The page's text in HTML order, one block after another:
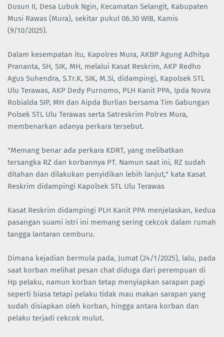
Dusun II, Desa Lubuk Ngin, Kecamatan Selangit, Kabupaten
Musi Rawas (Mura), sekitar pukul 06.30 WIB, Kamis
(9/10/2025).
Dalam kesempatan itu, Kapolres Mura, AKBP Agung Adhitya
Prananta, SH, SIK, MH, melalui Kasat Reskrim, AKP Redho
Agus Suhendra, S.Tr.K, SIK, M.Si, didampingi, Kapolsek STL
Ulu Terawas, AKP Dedy Purnomo, PLH Kanit PPA, Ipda Novra
Robialda SIP, MH dan Aipda Burlian bersama Tim Gabungan
Polsek STL Ulu Terawas serta Satreskrim Polres Mura,
membenarkan adanya perkara tersebut.
"Memang benar ada perkara KDRT, yang melibatkan
tersangka RZ dan korbannya PT. Namun saat ini, RZ sudah
ditahan dan dilakukan penyidikan lebih lanjut," kata Kasat
Reskrim didampingi Kapolsek STL Ulu Terawas
Kasat Reskrim didampingi PLH Kanit PPA menjelaskan, kedua
pasangan suami istri ini memang sering cekcok dalam rumah
tangga lantaran cemburu.
Dimana kejadian bermula pada, Jumat (24/1/2025), lalu, pada
saat korban melihat pesan chat diduga dari perempuan di
Hp pelaku, namun korban tetap menyiapkan sarapan pagi
seperti biasa tetapi pelaku tidak mau makan sarapan yang
sudah disiapkan oleh korban, hingga antara korban dan
pelaku terjadi cekcok mulut.